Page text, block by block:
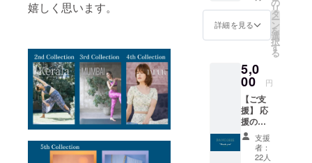
嬉しく思います。
月中に
実施予
のメー
ルに実
施候補
日をお
送りい
たしま
すの
で、参
加可能
リター
ン内容:
①＆②
①
メッ
セージ
& 現地
工房よ
りお礼
の動画
②食べ
ログカ
レー百
詳細を見る
リ
タ
ー
ン
を
選
択
す
る
5,0
00 円
【ご支
援】 応
援の気
持ちを
届けた
い！ と
支援
者：
22人